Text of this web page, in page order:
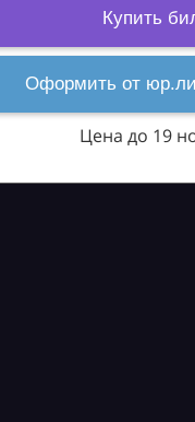
Купить
Оформить от
Цена до 19